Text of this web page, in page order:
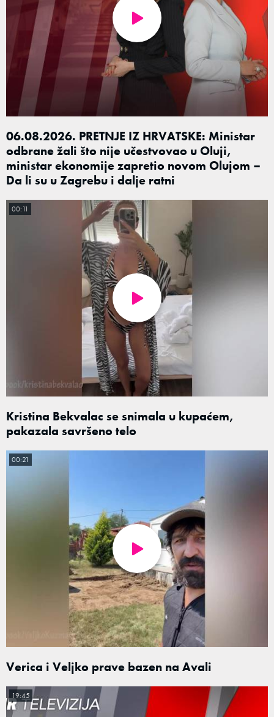
06.08.2026. PRETNJE IZ HRVATSKE: Ministar
odbrane žali što nije učestvovao u Oluji,
ministar ekonomije zapretio novom Olujom –
Da li su u Zagrebu i dalje ratni
Kristina Bekvalac se snimala u kupaćem,
pakazala savršeno telo
00:11
Verica i Veljko prave bazen na Avali
00:21
19:45